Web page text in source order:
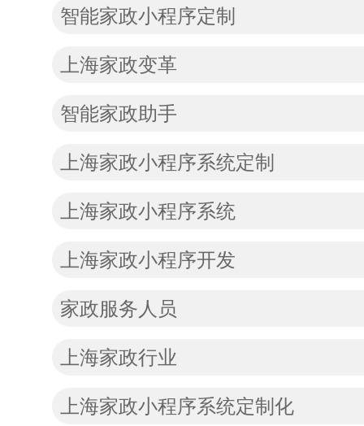
智能家政小程序定制
上海家政变革
智能家政助手
上海家政小程序系统定制
上海家政小程序系统
上海家政小程序开发
家政服务人员
上海家政行业
上海家政小程序系统定制化